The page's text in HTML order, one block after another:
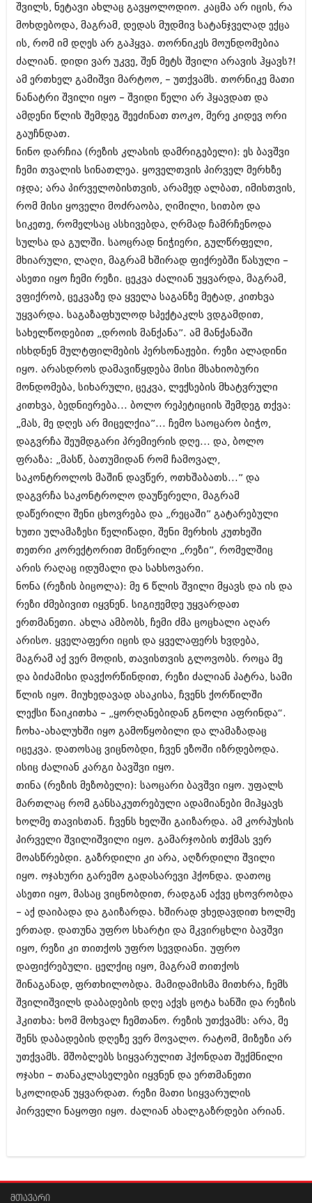
იანვარი 2012 (322)
ნოემბერი 2011 (471)
ოქტომბერი 2011 (754)
სექტემბერი 2011 (407)
აგვისტო 2011 (249)
ივლისი 2011 (400)
ივნისი 2011 (438)
მაისი 2011 (415)
აპრილი 2011 (294)
მარტი 2011 (654)
თებერვალი 2011 (329)
(157)
დეკემბერი 2010 (881)
ნოემბერი 2010 (422)
ოქტომბერი 2010 (341)
სექტემბერი 2010 (449)
აგვისტო 2010 (461)
ივლისი 2010 (556)
ივნისი 2010 (685)
მაისი 2010 (232)
აპრილი 2010 (229)
მარტი 2010 (454)
თებერვალი 2010 (421)
დეკემბერი 2009 (510)
ნოემბერი 2009 (308)
ოქტომბერი 2009 (382)
სექტემბერი 2009 (541)
აგვისტო 2009 (14)
ივლისი 2009 (118)
თებერვალი 0216 (1)
დეკემბერი 0215 (1)
ოქტომბერი 0215 (1)
აგვისტო 0215 (2)
აგვისტო 0212 (1)
ივნისი 0212 (2)
შვილს, ნეტავი ახლაც გავყოლოდიო. კაცმა არ იცის, რა
მოხდებოდა, მაგრამ, დედას მუდმივ სატანჯველად ექცა
ის, რომ იმ დღეს არ გაჰყვა. თორნიკეს მოუნდომებია
ძალიან. დიდი ვარ უკვე, შენ მეტს შვილი არავის ჰყავს?!
ამ ერთხელ გამიშვი მარტოო, – უთქვამს. თორნიკე მათი
ნანატრი შვილი იყო – შვიდი წელი არ ჰყავდათ და
ამდენი წლის შემდეგ შეეძინათ თოკო, მერე კიდევ ორი
გაუჩნდათ.
ნინო დარჩია (რეზის კლასის დამრიგებელი): ეს ბავშვი
ჩემი თვალის სინათლეა. ყოველთვის პირველ მერხზე
იჯდა; არა პირველობისთვის, არამედ ალბათ, იმისთვის,
რომ მისი ყოველი მოძრაობა, ღიმილი, სითბო და
სიკეთე, რომელსაც ასხივებდა, ღრმად ჩამრჩენოდა
სულსა და გულში. საოცრად ნიჭიერი, გულწრფელი,
მხიარული, ლაღი, მაგრამ ხშირად ფიქრებში წასული –
ასეთი იყო ჩემი რეზი. ცეკვა ძალიან უყვარდა, მაგრამ,
ვფიქრობ, ცეკვაზე და ყველა საგანზე მეტად, კითხვა
უყვარდა. საგაზაფხულოდ სპექტაკლს ვდგამდით,
სახელწოდებით „დროის მანქანა”. ამ მანქანაში
ისხდნენ მულტფილმების პერსონაჟები. რეზი ალადინი
იყო. არასდროს დამავიწყდება მისი მსახიობური
მონდომება, სიხარული, ცეკვა, ლექსების მხატვრული
კითხვა, ბედნიერება... ბოლო რეპეტიციის შემდეგ თქვა:
„მას, მე დღეს არ მიცელქია”... ჩემო საოცარო ბიჭო,
დაგვრჩა შეუმდგარი პრემიერის დღე... და, ბოლო
ფრაზა: „მასწ, ბათუმიდან რომ ჩამოვალ,
საკონტროლოს მაშინ დავწერ, ოთხშაბათს...” და
დაგვრჩა საკონტროლო დაუწერელი, მაგრამ
დაწერილი შენი ცხოვრება და „რეცაში” გატარებული
ხუთი ულამაზესი წელიწადი, შენი მერხის კუთხეში
თეთრი კორექტორით მიწერილი „რეზი”, რომელშიც
არის რაღაც იდუმალი და სახსოვარი.
ნონა (რეზის ბიცოლა): მე 6 წლის შვილი მყავს და ის და
რეზი ძმებივით იყვნენ. სიგიჟემდე უყვარდათ
ერთმანეთი. ახლა ამბობს, ჩემი ძმა ცოცხალი აღარ
არისო. ყველაფერი იცის და ყველაფერს ხვდება,
მაგრამ აქ ვერ მოდის, თავისთვის გლოვობს. როცა მე
და ბიძამისი დავქორწინდით, რეზი ძალიან პატრა, სამი
წლის იყო. მიუხედავად ასაკისა, ჩვენს ქორწილში
ლექსი წაიკითხა – „ყორღანებიდან გნოლი აფრინდა“.
ჩოხა-ახალუხში იყო გამოწყობილი და ლამაზადაც
იცეკვა. დათოსაც ვიცნობდი, ჩვენ ეზოში იზრდებოდა.
ისიც ძალიან კარგი ბავშვი იყო.
თინა (რეზის მეზობელი): საოცარი ბავშვი იყო. უფალს
მართლაც რომ განსაკუთრებული ადამიანები მიჰყავს
ხოლმე თავისთან. ჩვენს ხელში გაიზარდა. ამ კორპუსის
პირველი შვილიშვილი იყო. გამარჯობის თქმას ვერ
მოასწრებდი. გაზრდილი კი არა, აღზრდილი შვილი
იყო. ოჯახური გარემო გადასარევი ჰქონდა. დათოც
ასეთი იყო, მასაც ვიცნობდით, რადგან აქვე ცხოვრობდა
– აქ დაიბადა და გაიზარდა. ხშირად ვხედავდით ხოლმე
ერთად. დათუნა უფრო სხარტი და მკვირცხლი ბავშვი
იყო, რეზი კი თითქოს უფრო სევდიანი. უფრო
დაფიქრებული. ცელქიც იყო, მაგრამ თითქოს
შინაგანად, ფრთხილობდა. მამიდამისმა მითხრა, ჩემს
შვილიშვილს დაბადების დღე აქვს ცოტა ხანში და რეზის
ჰკითხა: ხომ მოხვალ ჩემთანო. რეზის უთქვამს: არა, მე
შენს დაბადების დღეზე ვერ მოვალო. რატომ, მიზეზი არ
უთქვამს. მშობლებს სიყვარულით ჰქონდათ შექმნილი
ოჯახი – თანაკლასელები იყვნენ და ერთმანეთი
სკოლიდან უყვარდათ. რეზი მათი სიყვარულის
პირველი ნაყოფი იყო. ძალიან ახალგაზრდები არიან.
მთავარი